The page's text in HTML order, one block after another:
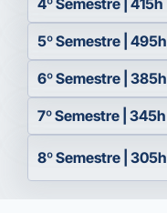
5º Semestre | 495h
6º Semestre | 385h
7º Semestre | 345h
8º Semestre | 305h